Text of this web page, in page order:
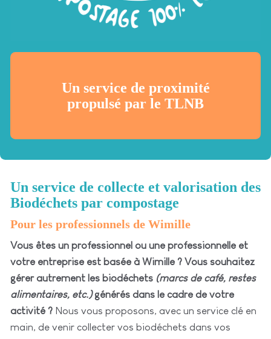
Un service de proximité
propulsé par le TLNB
Un service de collecte et valorisation des
Biodéchets par compostage
Pour les professionnels de Wimille
Vous êtes un professionnel ou une professionnelle et
votre entreprise est basée à Wimille ? Vous souhaitez
gérer autrement les biodéchets (marcs de café, restes
alimentaires, etc.)générés dans le cadre de votre
activité ? Nous vous proposons, avec un service clé en
main, de venir collecter vos biodéchets dans vos